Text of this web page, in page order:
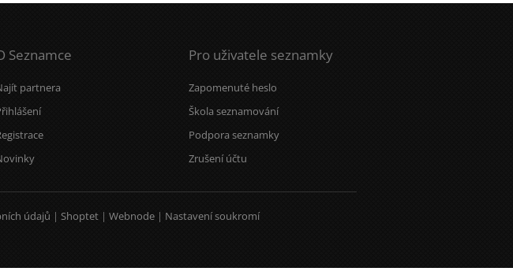
Seznamce
partnera
Pro uživatele seznamky
Zapomenuté heslo
Škola seznamování
Podpora seznamky
Zrušení účtu
údajů | Shoptet | Webnode | Nastavení soukromí